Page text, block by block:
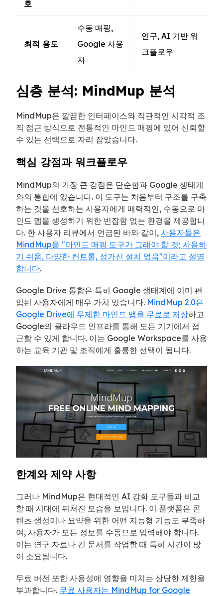
호
최적 용도
수동 매핑,
Google 사용
자
연구, AI 기반 워
크플로우
심층 분석: MindMup 분석
MindMup은 깔끔한 인터페이스와 직관적인 시각적 조
직 접근 방식으로 전통적인 마인드 매핑에 있어 신뢰할
수 있는 선택으로 자리 잡았습니다.
핵심 강점과 워크플로우
MindMup의 가장 큰 강점은 단순함과 Google 생태계
와의 통합에 있습니다. 이 도구는 처음부터 구조를 구축
하는 것을 선호하는 사용자에게 매력적인, 수동으로 마
인드 맵을 생성하기 위한 번잡함 없는 환경을 제공합니
다. 한 사용자 리뷰에서 언급된 바와 같이, 사용자들은
MindMup을 "마인드 매핑 도구가 그래야 할 것; 사용하
기 쉬움, 다양한 컨트롤, 성가신 설치 없음"이라고 설명
합니다.
Google Drive 통합은 특히 Google 생태계에 이미 편
입된 사용자에게 매우 가치 있습니다. MindMup 2.0은
Google Drive에 무제한 마인드 맵을 무료로 저장하고
Google의 클라우드 인프라를 통해 모든 기기에서 접
근할 수 있게 합니다. 이는 Google Workspace를 사용
하는 교육 기관 및 조직에게 훌륭한 선택이 됩니다.
한계와 제약 사항
그러나 MindMup은 현대적인 AI 강화 도구들과 비교
할 때 시대에 뒤처진 모습을 보입니다. 이 플랫폼은 콘
텐츠 생성이나 요약을 위한 어떤 지능형 기능도 부족하
여, 사용자가 모든 정보를 수동으로 입력해야 합니다.
이는 연구 자료나 긴 문서를 작업할 때 특히 시간이 많
이 소요됩니다.
무료 버전 또한 사용성에 영향을 미치는 상당한 제한을
부과합니다. 무료 사용자는 MindMup for Google